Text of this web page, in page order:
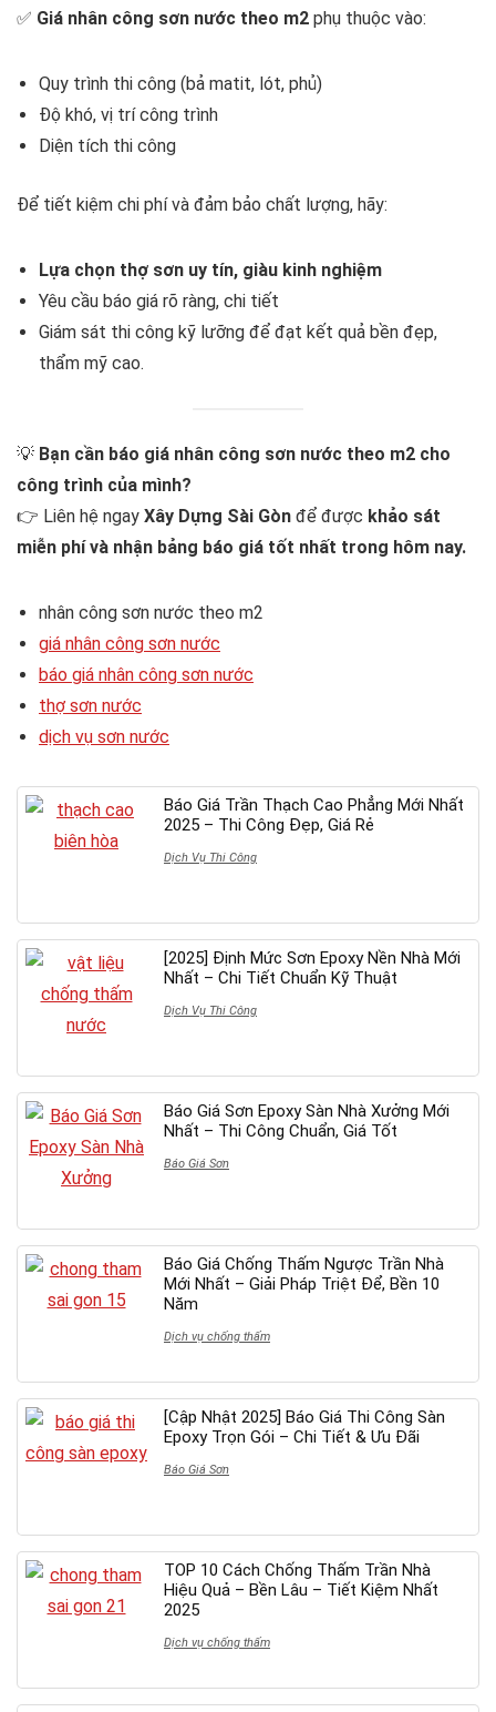
✅ Giá nhân công sơn nước theo m2 phụ thuộc vào:
Quy trình thi công (bả matit, lót, phủ)
Độ khó, vị trí công trình
Diện tích thi công
Để tiết kiệm chi phí và đảm bảo chất lượng, hãy:
Lựa chọn thợ sơn uy tín, giàu kinh nghiệm
Yêu cầu báo giá rõ ràng, chi tiết
Giám sát thi công kỹ lưỡng để đạt kết quả bền đẹp,
thẩm mỹ cao.
💡 Bạn cần báo giá nhân công sơn nước theo m2 cho
công trình của mình?
👉 Liên hệ ngay Xây Dựng Sài Gòn để được khảo sát
miễn phí và nhận bảng báo giá tốt nhất trong hôm nay.
nhân công sơn nước theo m2
giá nhân công sơn nước
báo giá nhân công sơn nước
thợ sơn nước
dịch vụ sơn nước
Báo Giá Trần Thạch Cao Phẳng Mới Nhất
2025 – Thi Công Đẹp, Giá Rẻ
Dịch Vụ Thi Công
[2025] Định Mức Sơn Epoxy Nền Nhà Mới
Nhất – Chi Tiết Chuẩn Kỹ Thuật
Dịch Vụ Thi Công
Báo Giá Sơn Epoxy Sàn Nhà Xưởng Mới
Nhất – Thi Công Chuẩn, Giá Tốt
Báo Giá Sơn
Báo Giá Chống Thấm Ngược Trần Nhà
Mới Nhất – Giải Pháp Triệt Để, Bền 10
Năm
Dịch vụ chống thấm
[Cập Nhật 2025] Báo Giá Thi Công Sàn
Epoxy Trọn Gói – Chi Tiết & Ưu Đãi
Báo Giá Sơn
TOP 10 Cách Chống Thấm Trần Nhà
Hiệu Quả – Bền Lâu – Tiết Kiệm Nhất
2025
Dịch vụ chống thấm